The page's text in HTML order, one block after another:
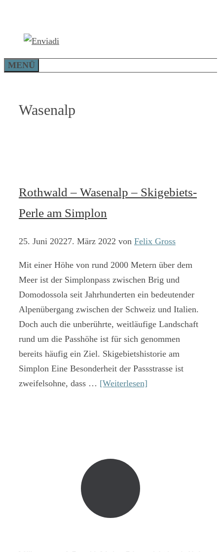
springen
MENÜ
Wasenalp
Rothwald – Wasenalp – Skigebiets-
Perle am Simplon
25. Juni 20227. März 2022 von Felix Gross
Mit einer Höhe von rund 2000 Metern über dem
Meer ist der Simplonpass zwischen Brig und
Domodossola seit Jahrhunderten ein bedeutender
Alpenübergang zwischen der Schweiz und Italien.
Doch auch die unberührte, weitläufige Landschaft
rund um die Passhöhe ist für sich genommen
bereits häufig ein Ziel. Skigebietshistorie am
Simplon Eine Besonderheit der Passstrasse ist
zweifelsohne, dass … [Weiterlesen]